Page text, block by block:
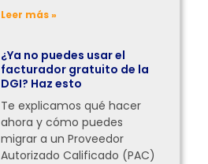
Leer más »
¿Ya no puedes usar el
facturador gratuito de la
DGI? Haz esto
Te explicamos qué hacer
ahora y cómo puedes
migrar a un Proveedor
Autorizado Calificado (PAC)